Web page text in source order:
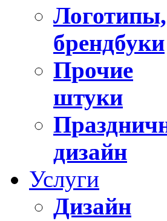
Логотипы,
брендбуки
Прочие
штуки
дизайн
Услуги
Дизайн